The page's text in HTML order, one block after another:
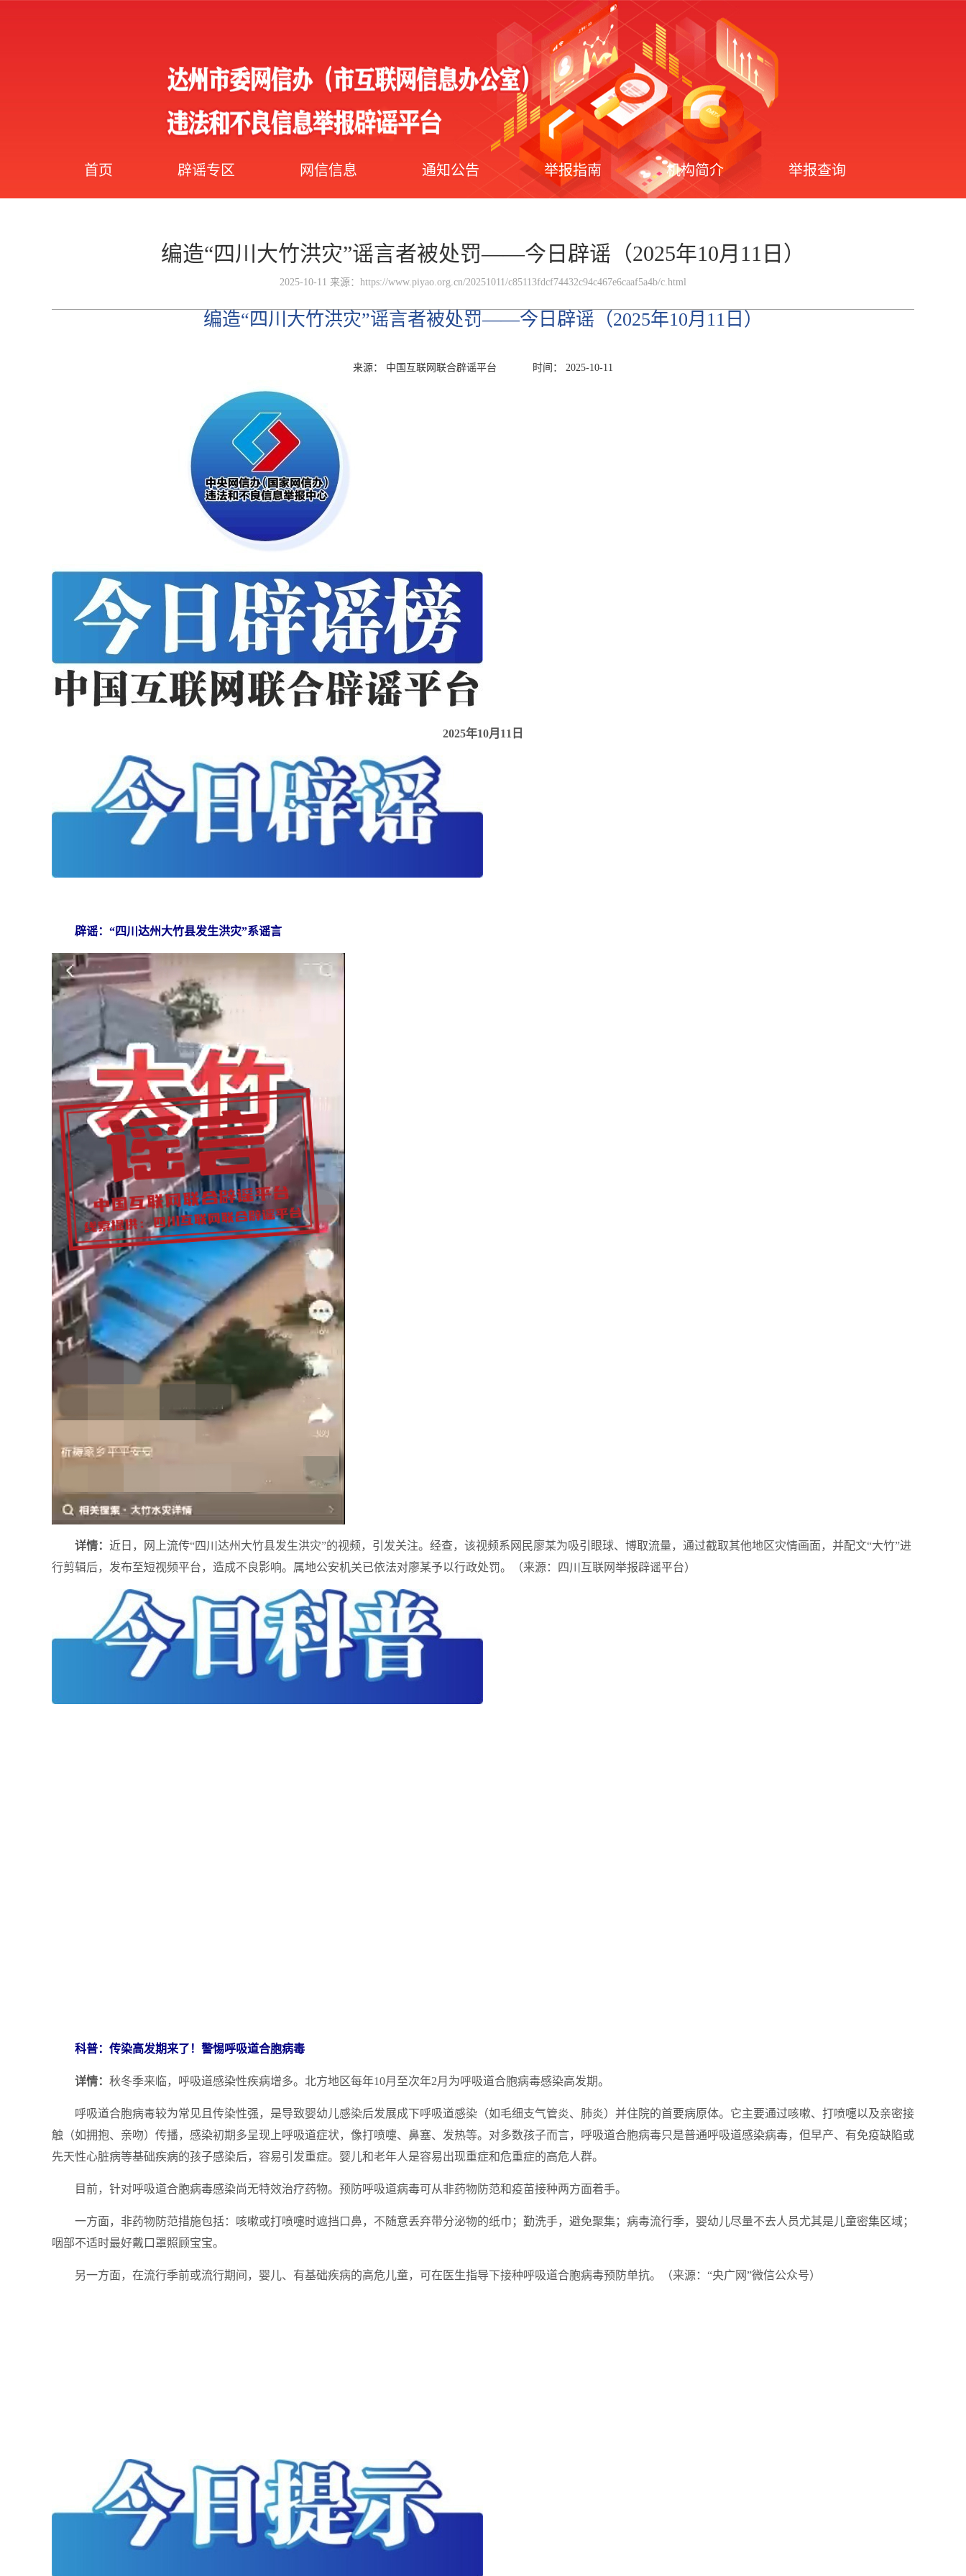
首页 辟谣专区 网信信息 通知公告 举报指南 机构简介 举报查询
编造“四川大竹洪灾”谣言者被处罚——今日辟谣（2025年10月11日）
2025-10-11 来源：https://www.piyao.org.cn/20251011/c85113fdcf74432c94c467e6caaf5a4b/c.html
编造“四川大竹洪灾”谣言者被处罚——今日辟谣（2025年10月11日）
来源： 中国互联网联合辟谣平台 时间： 2025-10-11
2025年10月11日
辟谣：“四川达州大竹县发生洪灾”系谣言
详情： 近日，网上流传“四川达州大竹县发生洪灾”的视频，引发关注。经查，该视频系网民廖某为吸引眼球、博取流量，通过截取其他地区灾情画面，并配文“大竹”进
行剪辑后，发布至短视频平台，造成不良影响。属地公安机关已依法对廖某予以行政处罚。（来源：四川互联网举报辟谣平台）
科普：传染高发期来了！警惕呼吸道合胞病毒
详情： 秋冬季来临，呼吸道感染性疾病增多。北方地区每年10月至次年2月为呼吸道合胞病毒感染高发期。
呼吸道合胞病毒较为常见且传染性强，是导致婴幼儿感染后发展成下呼吸道感染（如毛细支气管炎、肺炎）并住院的首要病原体。它主要通过咳嗽、打喷嚏以及亲密接
触（如拥抱、亲吻）传播，感染初期多呈现上呼吸道症状，像打喷嚏、鼻塞、发热等。对多数孩子而言，呼吸道合胞病毒只是普通呼吸道感染病毒，但早产、有免疫缺陷或
先天性心脏病等基础疾病的孩子感染后，容易引发重症。婴儿和老年人是容易出现重症和危重症的高危人群。
目前，针对呼吸道合胞病毒感染尚无特效治疗药物。预防呼吸道病毒可从非药物防范和疫苗接种两方面着手。
一方面，非药物防范措施包括：咳嗽或打喷嚏时遮挡口鼻，不随意丢弃带分泌物的纸巾；勤洗手，避免聚集；病毒流行季，婴幼儿尽量不去人员尤其是儿童密集区域；
咽部不适时最好戴口罩照顾宝宝。
另一方面，在流行季前或流行期间，婴儿、有基础疾病的高危儿童，可在医生指导下接种呼吸道合胞病毒预防单抗。（来源：“央广网”微信公众号）